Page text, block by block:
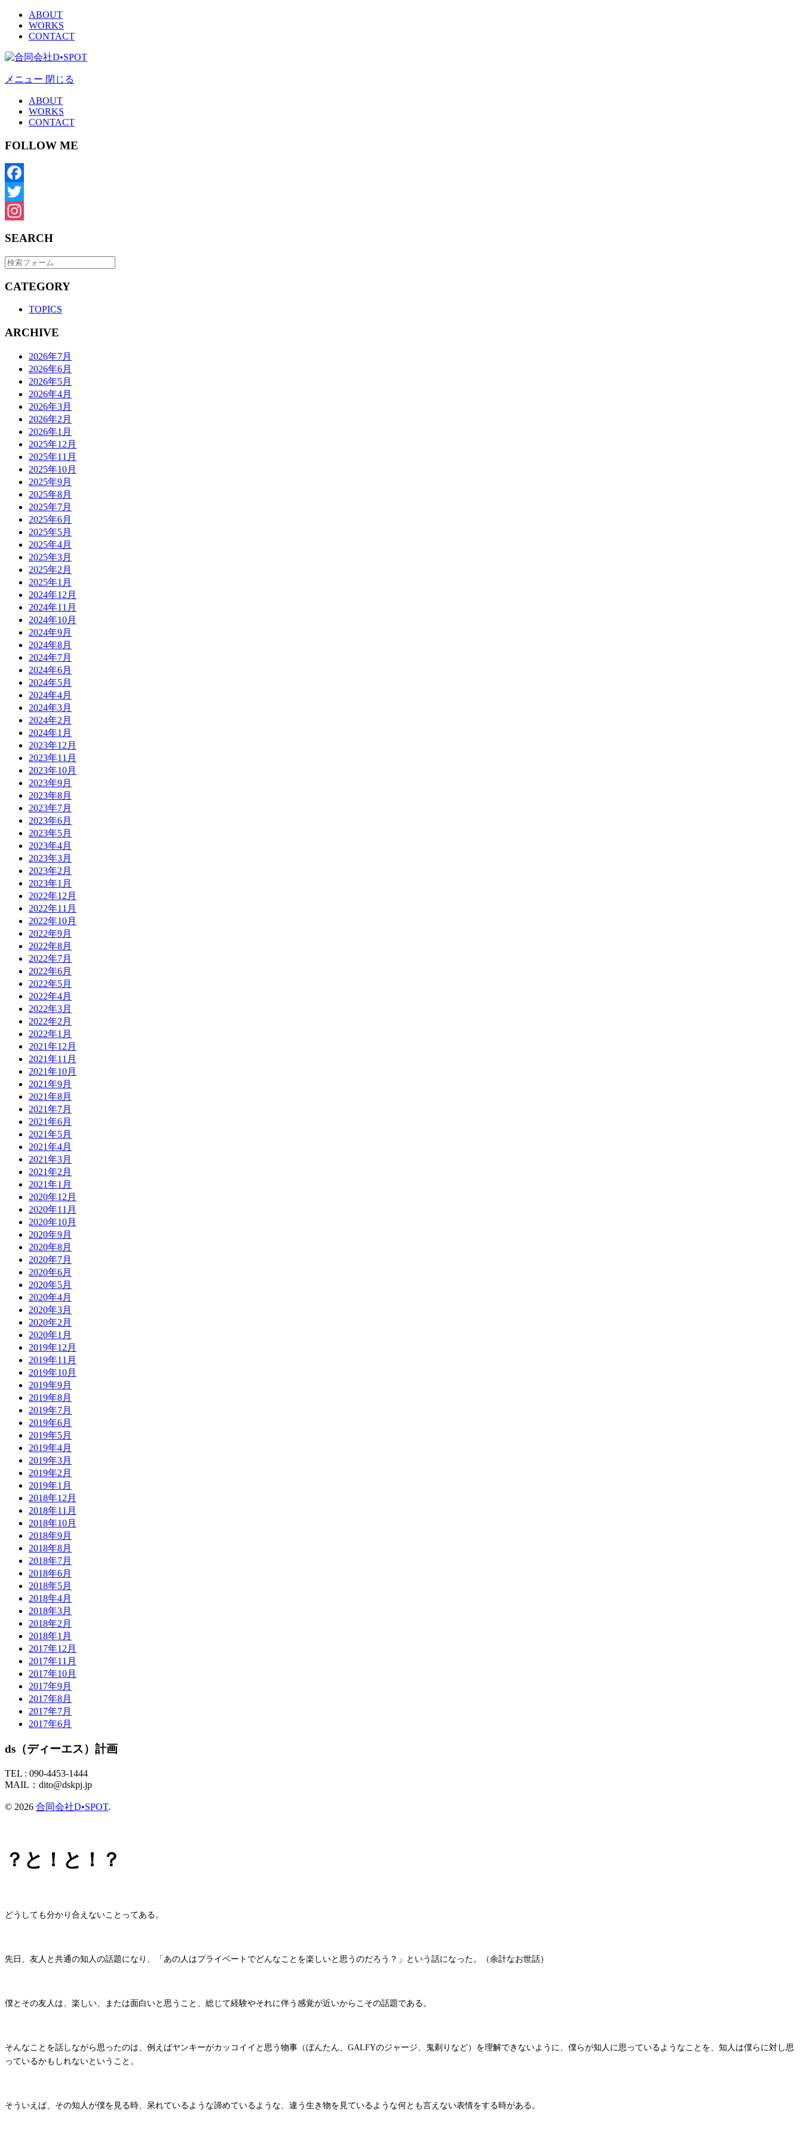
ABOUT
WORKS
CONTACT
メニュー 閉じる
ABOUT
WORKS
CONTACT
FOLLOW ME
Facebook
Twitter
SEARCH
CATEGORY
TOPICS
ARCHIVE
2026年7月
2026年6月
2026年5月
2026年4月
2026年3月
2026年2月
2026年1月
2025年12月
2025年11月
2025年10月
2025年9月
2025年8月
2025年7月
2025年6月
2025年5月
2025年4月
2025年3月
2025年2月
2025年1月
2024年12月
2024年11月
2024年10月
2024年9月
2024年8月
2024年7月
2024年6月
2024年5月
2024年4月
2024年3月
2024年2月
2024年1月
2023年12月
2023年11月
2023年10月
2023年9月
2023年8月
2023年7月
2023年6月
2023年5月
2023年4月
2023年3月
2023年2月
2023年1月
2022年12月
2022年11月
2022年10月
2022年9月
2022年8月
2022年7月
2022年6月
2022年5月
2022年4月
2022年3月
2022年2月
2022年1月
2021年12月
2021年11月
2021年10月
2021年9月
2021年8月
2021年7月
2021年6月
2021年5月
2021年4月
2021年3月
2021年2月
2021年1月
2020年12月
2020年11月
2020年10月
2020年9月
2020年8月
2020年7月
2020年6月
2020年5月
2020年4月
2020年3月
2020年2月
2020年1月
2019年12月
2019年11月
2019年10月
2019年9月
2019年8月
2019年7月
2019年6月
2019年5月
2019年4月
2019年3月
2019年2月
2019年1月
2018年12月
2018年11月
2018年10月
2018年9月
2018年8月
2018年7月
2018年6月
2018年5月
2018年4月
2018年3月
2018年2月
2018年1月
2017年12月
2017年11月
2017年10月
2017年9月
2017年8月
2017年7月
2017年6月
ds（ディーエス）計画
TEL : 090-4453-1444
MAIL： dito@dskpj.jp
© 2026 合同会社D•SPOT.
？と！と！？
どうしても分かり合えないことってある。
先日、友人と共通の知人の話題になり、「あの人はプライベートでどんなことを楽しいと思うのだろう？」という話になった。（余計なお世話）
僕とその友人は、楽しい、または面白いと思うこと、総じて経験やそれに伴う感覚が近いからこその話題である。
そんなことを話しながら思ったのは、例えばヤンキーがカッコイイと思う物事（ぼんたん、GALFYのジャージ、鬼剃りなど）を理解できないように、僕らが知人に思っているようなことを、知人は僕らに対し思
っているかもしれないということ。
そういえば、その知人が僕を見る時、呆れているような諦めているような、違う生き物を見ているような何とも言えない表情をする時がある。